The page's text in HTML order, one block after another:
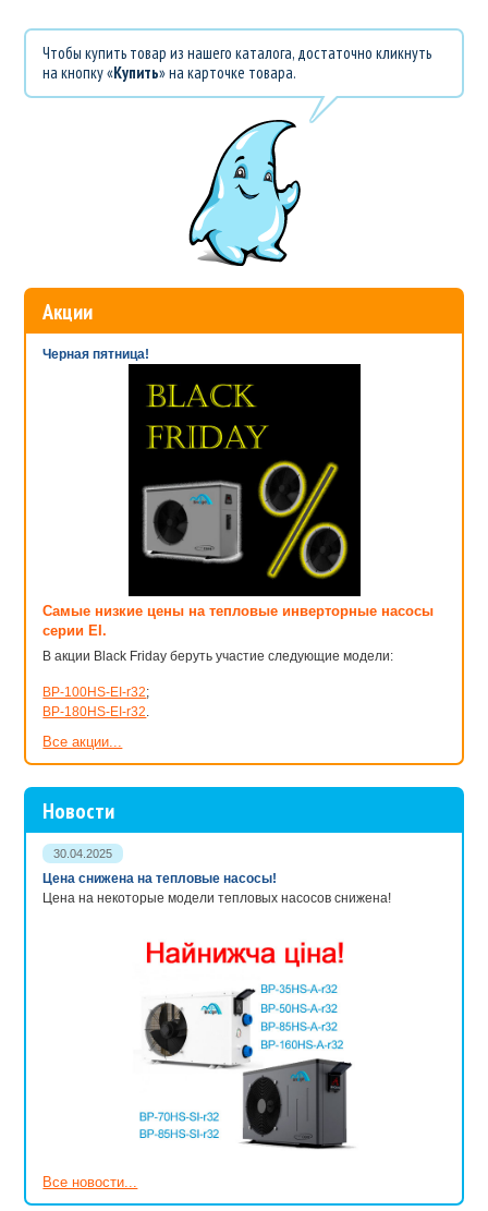
«АкваЛавка» рекомендует позаботиться о своем здоровье и
сохранности внешнего вида своего жилища, для этого
необходимо установить картриджи механической очистки для
горячей воды. Эти небольшие, компактные устройства позволяют
очистить горячую воду от песка, ржавчины и прочих твердых
примесей. Установив такой фильтр, Вы убедитесь в том, что
Ваша кожа будет меньше страдать во время купания, а на
ванной и раковине не будет оставаться налет. Так же картриджи
механической очистки для горячей воды помогут продлить срок
службы Вашей отопительной системы.
выбор картриджей механической очистки для горячей воды. У
нас есть в наличии картриджи, подходящие для различных
систем, многоразового и одноразового использования.
Обратившись в АкваЛавку, Вы получите профессиональную
очистки для горячей воды в соответствии с параметрами Вашей
системы водоснабжения.
Все наши товары просты в эксплуатации и обеспечивают
значительное улучшение качества жидкости. Установив
картридж, Вы получите чистую воду, при этом давление в
системе останется на прежнем уровне, потери давления воды
при прохождении через фильтр минимальны.Картриджи
механической очисткидля горячей воды помогут Вам заботиться
о здоровье, а так же снизят затраты на замену сантехники и
различных составляющих систем водоснабжения. Позаботьтесь
о своем здоровье, здоровье близких и состоянии коммуникаций -
приобретайте продукцию в интернет-магазине «АкваЛавка».
Обратите внимание насистемы очистки воды Обратный Осмос
Чтобы купить товар из нашего каталога, достаточно кликнуть
на кнопку «Купить» на карточке товара.
Акции
Черная пятница!
Самые низкие цены на тепловые инверторные насосы
серии EI.
В акции Black Friday беруть участие следующие модели:
BP-100HS-EI-r32;
BP-180HS-EI-r32.
Все акции...
Новости
30.04.2025
Цена снижена на тепловые насосы!
Цена на некоторые модели тепловых насосов снижена!
Все новости...